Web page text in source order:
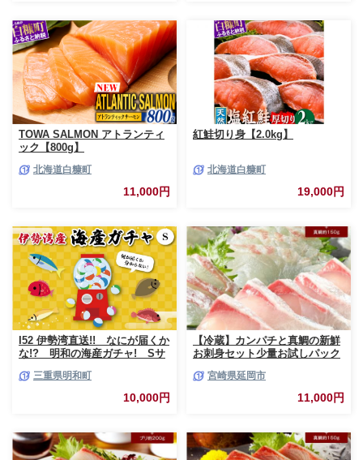
TOWA SALMON アトランティ
ック【800g】
北海道白糠町
11,000円
紅鮭切り身【2.0kg】
北海道白糠町
19,000円
I52 伊勢湾直送!! なにが届くか
な!? 明和の海産ガチャ! Sサ
三重県明和町
10,000円
【冷蔵】カンパチと真鯛の新鮮
お刺身セット少量お試しパック
宮崎県延岡市
11,000円